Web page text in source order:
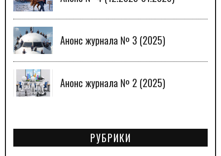
Анонс журнала № 3 (2025)
Анонс журнала № 2 (2025)
РУБРИКИ